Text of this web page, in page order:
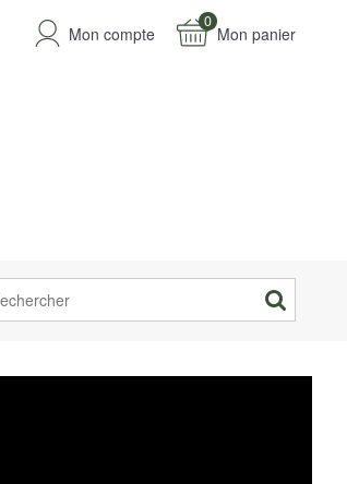
0
Mon panier
Mon compte